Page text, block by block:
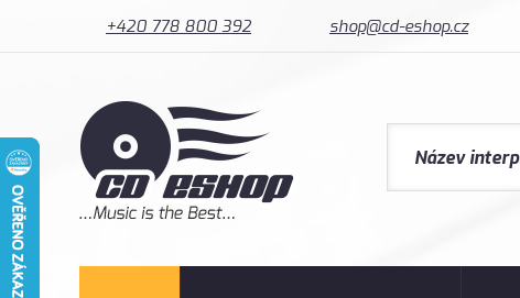
+420 778 800 392 shop@cd-eshop.cz